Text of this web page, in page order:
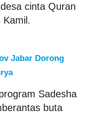
cinta Quran
Kamil.
Jabar Dorong
Sadesha
buta